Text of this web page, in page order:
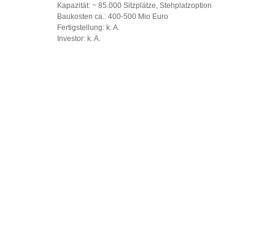
Kapazität: ~ 85.000 Sitzplätze, Stehplatzoption
Baukosten ca.: 400-500 Mio Euro
Fertigstellung: k. A.
Investor: k. A.